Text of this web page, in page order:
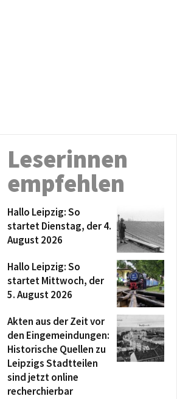
Leserinnen
empfehlen
Hallo Leipzig: So
startet Dienstag, der 4.
August 2026
Hallo Leipzig: So
startet Mittwoch, der
5. August 2026
Akten aus der Zeit vor
den Eingemeindungen:
Historische Quellen zu
Leipzigs Stadtteilen
sind jetzt online
recherchierbar